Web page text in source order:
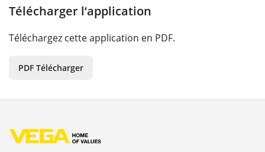
Télécharger l‘application
Téléchargez cette application en PDF.
PDF Télécharger